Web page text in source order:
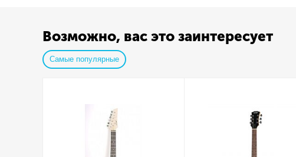
Возможно, вас это заинтересует
Самые популярные